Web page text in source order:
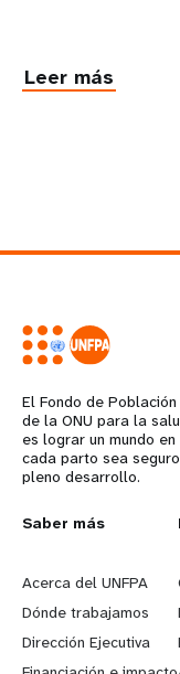
Leer más
El Fondo de
de la ONU para la
es lograr un mundo
cada parto sea
pleno desarrollo.
L
e
a
Saber más
Acerca del UNFPA
Dónde trabajamos
Dirección Ejecutiva